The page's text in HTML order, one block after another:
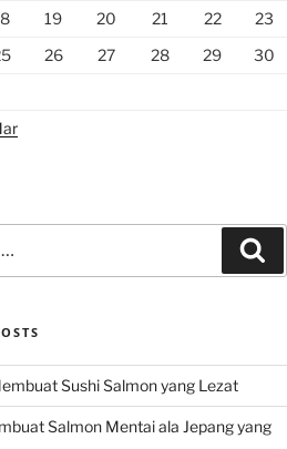
19 20 21 22
23
26 27 28 29
30
Sushi Salmon yang Lezat
Salmon Mentai ala Jepang yang